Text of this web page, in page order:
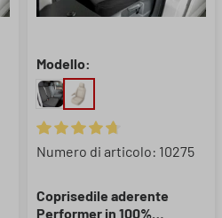
stelle
Modello:
Valutazione media di 4.67 su
Numero di articolo: 10275
Coprisedile aderente
Performer in 100%